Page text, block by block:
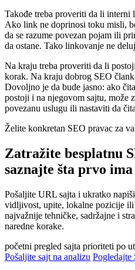
Takođe treba proveriti da li
Ako link ne doprinosi toku misli,
da se razume povezan pojam ili
da ostane. Tako linkovanje ne
Na kraju treba proveriti da li
korak. Na kraju dobrog SEO
Dovoljno je da bude jasno: ako
postoji i na njegovom sajtu, može
povezanu uslugu ili nastaviti da
Želite konkretan SEO pravac za
Zatražite besplatnu
saznajte šta prvo
Pošaljite URL sajta i ukratko
vidljivost, upite, lokalne pozicije ili
najvažnije tehničke, sadržajne i
naredne korake.
početni pregled sajta prioriteti po
Pošaljite sajt na analizu Pogledajte